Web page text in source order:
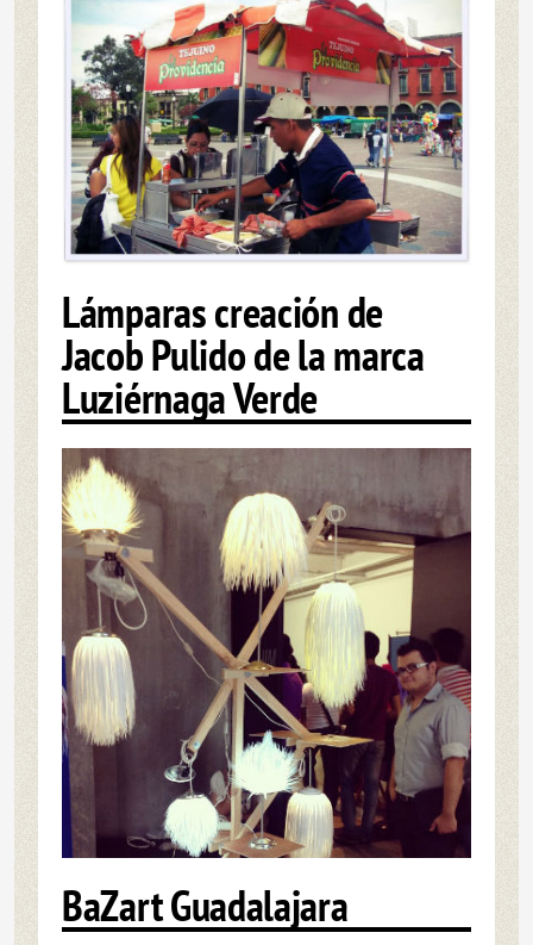
Lámparas creación de
Jacob Pulido de la marca
Luziérnaga Verde
BaZart Guadalajara